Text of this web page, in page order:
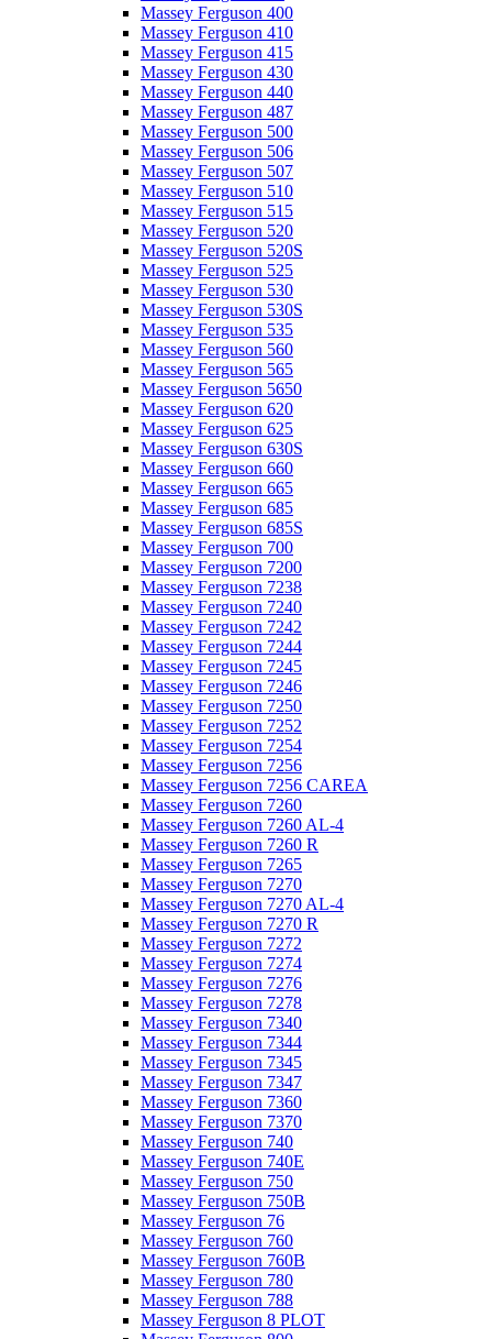
Massey Ferguson 400
Massey Ferguson 410
Massey Ferguson 415
Massey Ferguson 430
Massey Ferguson 440
Massey Ferguson 487
Massey Ferguson 500
Massey Ferguson 506
Massey Ferguson 507
Massey Ferguson 510
Massey Ferguson 515
Massey Ferguson 520
Massey Ferguson 520S
Massey Ferguson 525
Massey Ferguson 530
Massey Ferguson 530S
Massey Ferguson 535
Massey Ferguson 560
Massey Ferguson 565
Massey Ferguson 5650
Massey Ferguson 620
Massey Ferguson 625
Massey Ferguson 630S
Massey Ferguson 660
Massey Ferguson 665
Massey Ferguson 685
Massey Ferguson 685S
Massey Ferguson 700
Massey Ferguson 7200
Massey Ferguson 7238
Massey Ferguson 7240
Massey Ferguson 7242
Massey Ferguson 7244
Massey Ferguson 7245
Massey Ferguson 7246
Massey Ferguson 7250
Massey Ferguson 7252
Massey Ferguson 7254
Massey Ferguson 7256
Massey Ferguson 7256 CAREA
Massey Ferguson 7260
Massey Ferguson 7260 AL-4
Massey Ferguson 7260 R
Massey Ferguson 7265
Massey Ferguson 7270
Massey Ferguson 7270 AL-4
Massey Ferguson 7270 R
Massey Ferguson 7272
Massey Ferguson 7274
Massey Ferguson 7276
Massey Ferguson 7278
Massey Ferguson 7340
Massey Ferguson 7344
Massey Ferguson 7345
Massey Ferguson 7347
Massey Ferguson 7360
Massey Ferguson 7370
Massey Ferguson 740
Massey Ferguson 740E
Massey Ferguson 750
Massey Ferguson 750B
Massey Ferguson 76
Massey Ferguson 760
Massey Ferguson 760B
Massey Ferguson 780
Massey Ferguson 788
Massey Ferguson 8 PLOT